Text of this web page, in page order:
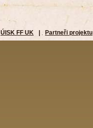
ÚISK FF UK Partneři projektu